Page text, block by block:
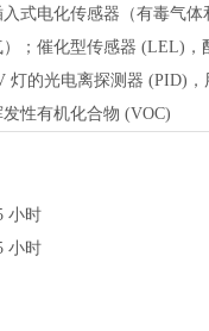
入式电化传感器（有毒气体
）；催化型传感器 (LEL)，
灯的光电离探测器 (PID)，
发性有机化合物 (VOC)
小时
小时